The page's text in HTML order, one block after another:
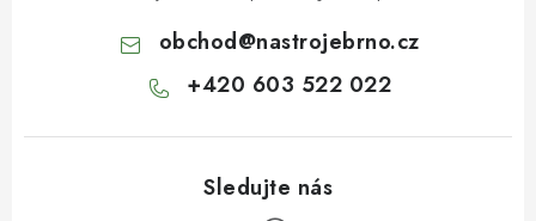
obchod@nastrojebrno.cz
+420 603 522 022